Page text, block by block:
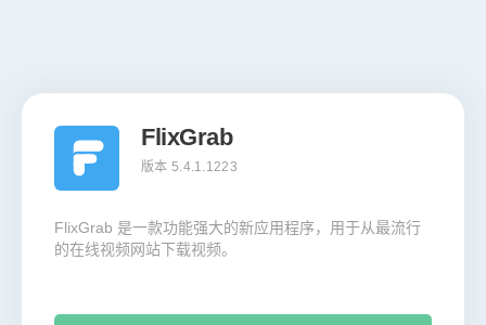
FlixGrab
版本 5.4.1.1223
FlixGrab 是一款功能强大的新应用程序，用于从最流行
的在线视频网站下载视频。